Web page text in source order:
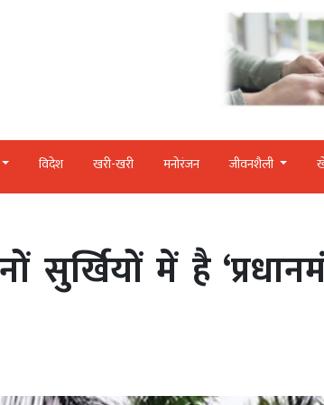
विदेश खरी-खरी मनोरंजन जीवनशैली
में है